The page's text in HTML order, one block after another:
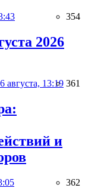
354
2026
августа, 13:19 361
и
362